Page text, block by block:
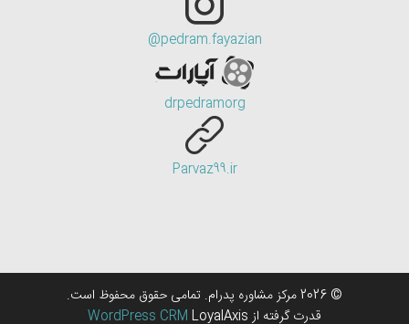
pedram.fayazian@
drpedramorg
Parvaz99.ir
© 2026 مرکز مشاوره پدرام. تمامی حقوق محفوظ است.
قدرت گرفته از
WordPress CRM LoyalAxis